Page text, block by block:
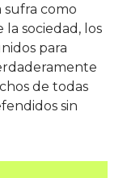
como
la sociedad, los
para
de todas
sin